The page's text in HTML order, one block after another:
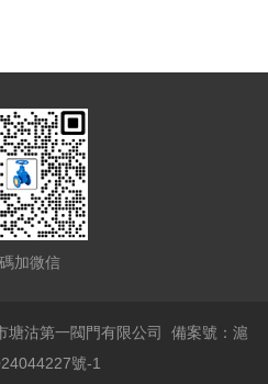
加微信
塘沽第一閥門有限公司 備案號：滬
號-1